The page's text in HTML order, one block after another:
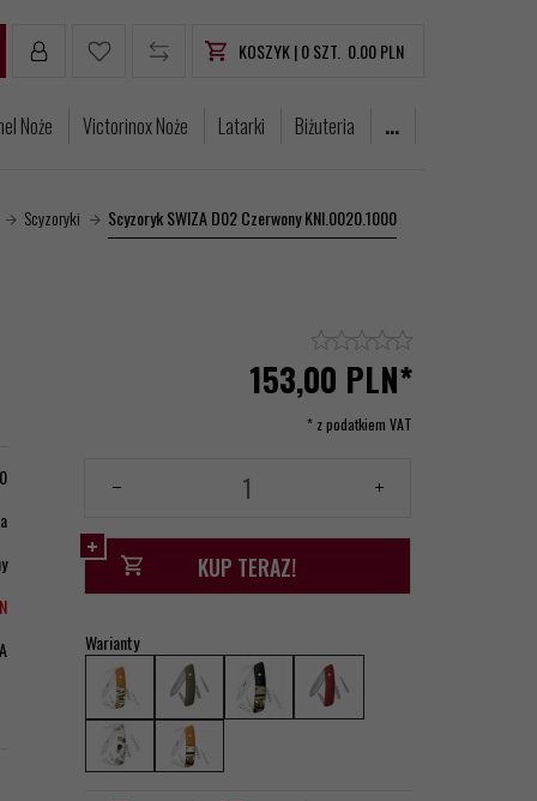
KOSZYK |0SZT. 0.00PLN
Noże Victorinox Noże Latarki Biżuteria ...
Scyzoryki Scyzoryk SWIZA D02 Czerwony KNI.0020.1000
153,00 PLN*
* z podatkiem VAT
KUP TERAZ!
Warianty